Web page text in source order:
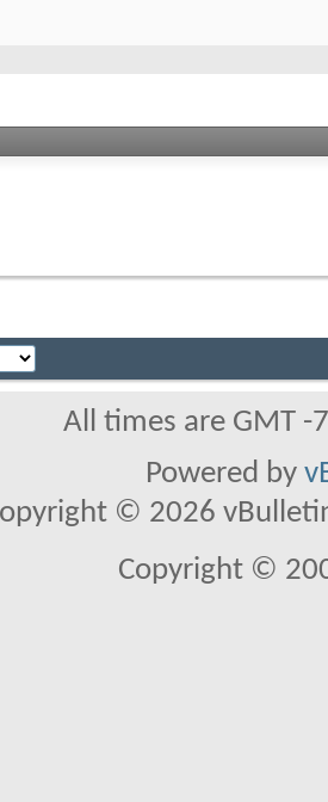
All times are GMT
Powered by
© 2026
Copyright ©